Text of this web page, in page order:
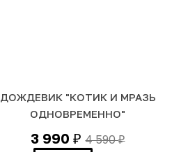
ДОЖДЕВИК "КОТИК И МРАЗЬ
ОДНОВРЕМЕННО"
3 990₽ 4 590₽